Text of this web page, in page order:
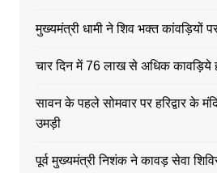
मुख्यमंत्री धामी ने शिव भक्त कांवड़ियों पर
चार दिन में 76 लाख से अधिक कावड़िये
सावन के पहले सोमवार पर हरिद्वार के
उमड़ी
पूर्व मुख्यमंत्री निशंक ने कावड़ सेवा